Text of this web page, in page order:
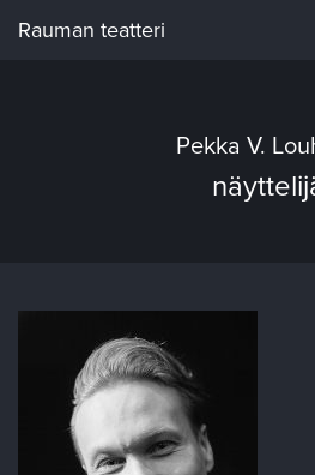
Rauman teatteri
Pekka V.